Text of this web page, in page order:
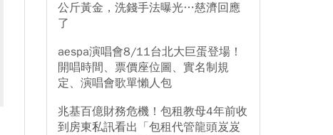
公斤黃金，洗錢手法曝光…慈濟回應
了
aespa演唱會8/11台北大巨蛋登場！
開唱時間、票價座位圖、實名制規
定、演唱會歌單懶人包
兆基百億財務危機！包租教母4年前收
到房東私訊看出「包租代管龍頭岌岌